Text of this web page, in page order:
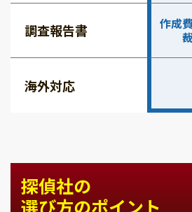
調査報告書
作成
海外対応
探偵社の
選び方のポイント